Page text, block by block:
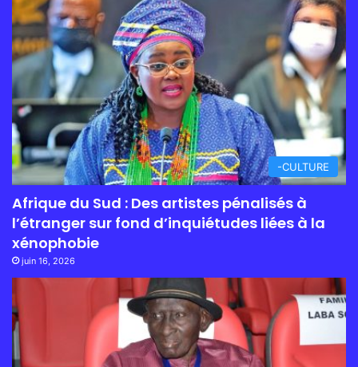
-CULTURE
Afrique du Sud : Des artistes pénalisés à
l’étranger sur fond d’inquiétudes liées à la
xénophobie
juin 16, 2026